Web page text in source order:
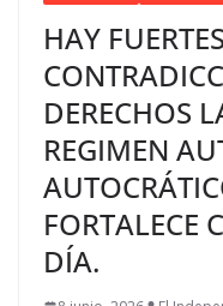
HAY FUERTES
DERECHOS
REGIMEN
FORTALECE
DÍA.